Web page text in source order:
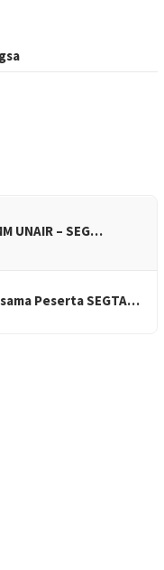
UNAIR – SEG…
Peserta SEGTA…